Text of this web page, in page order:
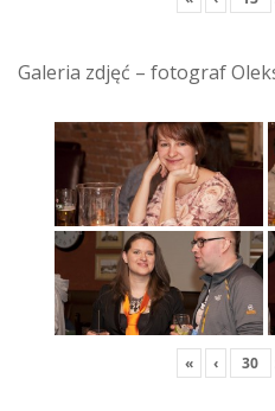
Galeria zdjęć – fotograf
« ‹